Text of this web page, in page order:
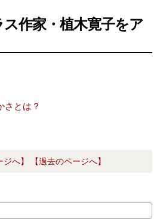
作家・植木寛子をア
さとは？
へ】 【過去のページへ】